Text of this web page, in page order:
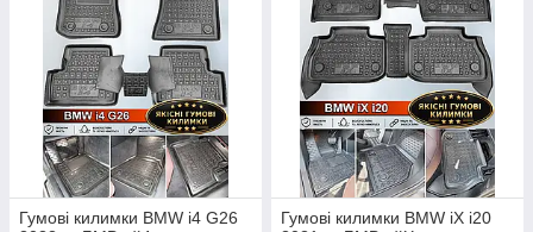
Гумові килимки BMW i4 G26
Гумові килимки BMW iX i20